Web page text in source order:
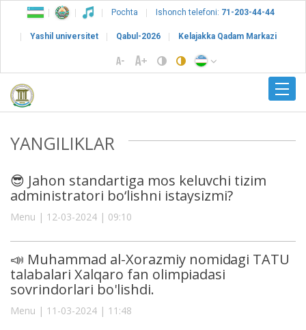
Pochta Ishonch telefoni: 71-203-44-44
Yashil universitet Qabul-2026 Kelajakka Qadam Markazi
YANGILIKLAR
😎 Jahon standartiga mos keluvchi tizim
administratori bo‘lishni istaysizmi?
Menu | 12-03-2024 | 09:10
📣 Muhammad al-Xorazmiy nomidagi TATU
talabalari Xalqaro fan olimpiadasi
sovrindorlari bo'lishdi.
Menu | 11-03-2024 | 11:48